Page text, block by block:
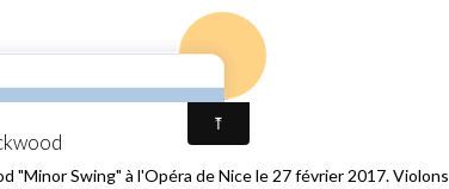
Newsletter Contact
"Minor Swing" à l'Opéra de Nice le 27 février 2017. Violons